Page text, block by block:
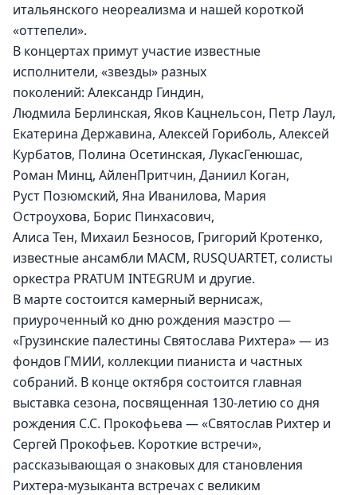
итальянского неореализма и нашей короткой
«оттепели».
В концертах примут участие известные
исполнители, «звезды» разных
поколений: Александр Гиндин,
Людмила Берлинская, Яков Кацнельсон, Петр Лаул,
Екатерина Державина, Алексей Гориболь, Алексей
Курбатов, Полина Осетинская, ЛукасГенюшас,
Роман Минц, АйленПритчин, Даниил Коган,
Руст Позюмский, Яна Иванилова, Мария
Остроухова, Борис Пинхасович,
Алиса Тен, Михаил Безносов, Григорий Кротенко,
известные ансамбли МАСМ, RUSQUARTET, солисты
оркестра PRATUM INTEGRUM и другие.
В марте состоится камерный вернисаж,
приуроченный ко дню рождения маэстро —
«Грузинские палестины Святослава Рихтера» — из
фондов ГМИИ, коллекции пианиста и частных
собраний. В конце октября состоится главная
выставка сезона, посвященная 130-летию со дня
рождения С.С. Прокофьева — «Святослав Рихтер и
Сергей Прокофьев. Короткие встречи»,
рассказывающая о знаковых для становления
Рихтера-музыканта встречах с великим